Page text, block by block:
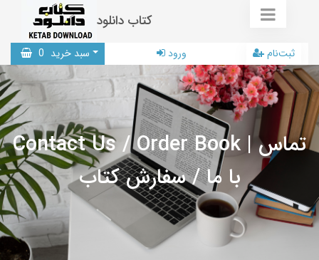
کتاب دانلود
سبد خرید 0 ورود ثبت‌نام
Contact Us / Order Book | تماس
با ما / سفارش کتاب